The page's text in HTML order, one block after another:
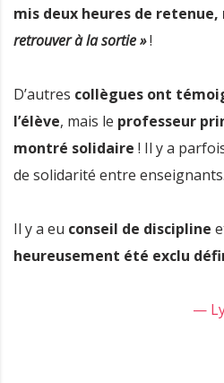
mis deux heures de retenue,
retrouver à la sortie »!
D’autres collègues ont
l’élève, mais le professeur
montré solidaire ! Il y a
de solidarité entre enseignants.
Il y a eu conseil de discipline
heureusement été exclu
—